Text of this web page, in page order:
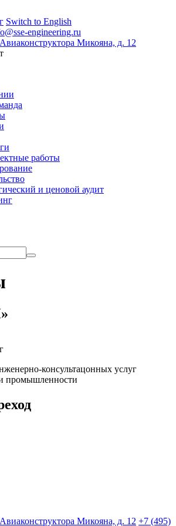
Switch to English
engineering.ru
Микояна, д. 12
работы
и ценовой аудит
консультацонных услуг
промышленности
Микояна, д. 12 +7 (495)